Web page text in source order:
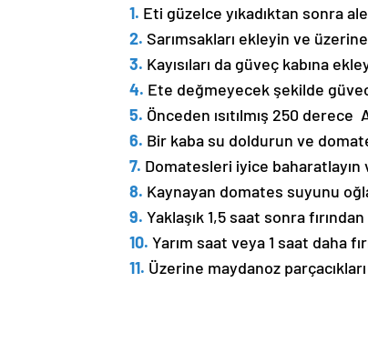
1. Eti güzelce yıkadıktan sonra
2. Sarımsakları ekleyin ve
3. Kayısıları da güveç kabına
4. Ete değmeyecek şekilde
5. Önceden ısıtılmış 250 derece
6. Bir kaba su doldurun ve
7. Domatesleri iyice baharatlayın
8. Kaynayan domates suyunu
9. Yaklaşık 1,5 saat sonra
10. Yarım saat veya 1 saat daha
11. Üzerine maydanoz